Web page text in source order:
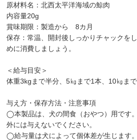
原材料名：北西太平洋海域の鯨肉
内容量20g
賞味期限：製造から 8カ月
保存：常温、開封後しっかりチャックを
めに消費しましょう。
＜給与目安＞
体重3kgまで半分、5㎏まで1本、10㎏ま
与え方・保存方法・注意事項
◯本製品は、犬の間食（おやつ）用です
外には与えないでください。
◯給与量は犬によって個体差が生じます